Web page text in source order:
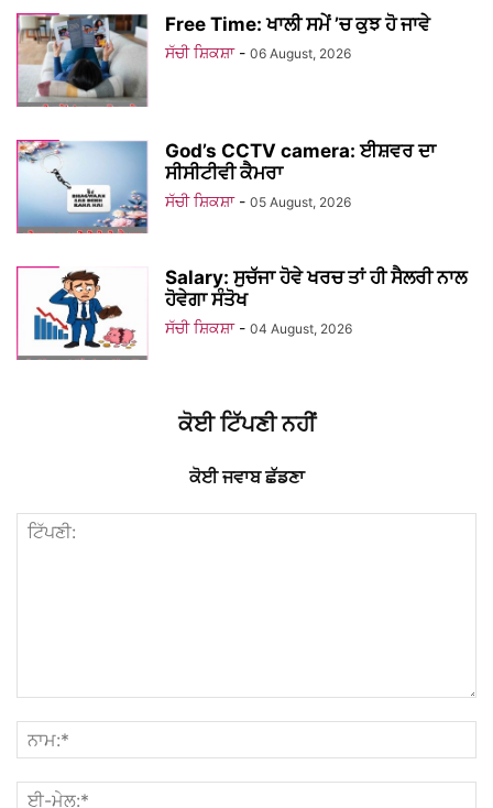
Free Time: ਖਾਲੀ ਸਮੇਂ ’ਚ ਕੁਝ ਹੋ ਜਾਵੇ
ਸੱਚੀ ਸ਼ਿਕਸ਼ਾ - 06 August, 2026
God’s CCTV camera: ਈਸ਼ਵਰ ਦਾ
ਸੀਸੀਟੀਵੀ ਕੈਮਰਾ
ਸੱਚੀ ਸ਼ਿਕਸ਼ਾ - 05 August, 2026
Salary: ਸੁਚੱਜਾ ਹੋਵੇ ਖਰਚ ਤਾਂ ਹੀ ਸੈਲਰੀ ਨਾਲ
ਹੋਵੇਗਾ ਸੰਤੋਖ
ਸੱਚੀ ਸ਼ਿਕਸ਼ਾ - 04 August, 2026
ਕੋਈ ਟਿੱਪਣੀ ਨਹੀਂ
ਕੋਈ ਜਵਾਬ ਛੱਡਣਾ